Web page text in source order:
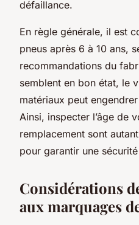
défaillance.
En règle générale, il est
pneus après 6 à 10 ans,
recommandations du
semblent en bon état, le
matériaux peut
Ainsi, inspecter l’âge de
remplacement sont
pour garantir une
Considérations
aux marquages